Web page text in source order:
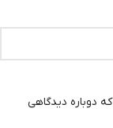
دوباره دیدگاهی